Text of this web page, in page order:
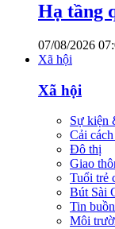
Hạ tầng
07/08/2026
Xã hội
Xã hội
Sự kiện
Cải
Đô thị
Giao
Tuổi trẻ
Bút Sài
Tin buồn
Môi